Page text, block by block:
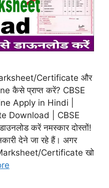
Certificate और
कैसे प्राप्त करें? CBSE
Apply in Hindi |
Download | CBSE
करें नमस्कार दोस्तों!
देने जा रहे हैं। अगर
Certificate खो